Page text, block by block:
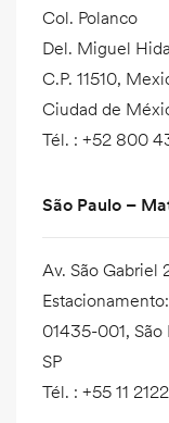
Col. Polanco
Del. Miguel
C.P. 11510,
Ciudad de
Tél. : +52 800
São Paulo –
Av. São Gabriel
01435-001,
SP
Tél. : +55 11